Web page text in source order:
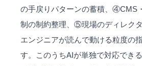
の手戻りパターンの蓄積、④CMS
制の制約整理、⑤現場のディレク
エンジニアが読んで動ける粒度の
す。このうちAIが単独で対応でき